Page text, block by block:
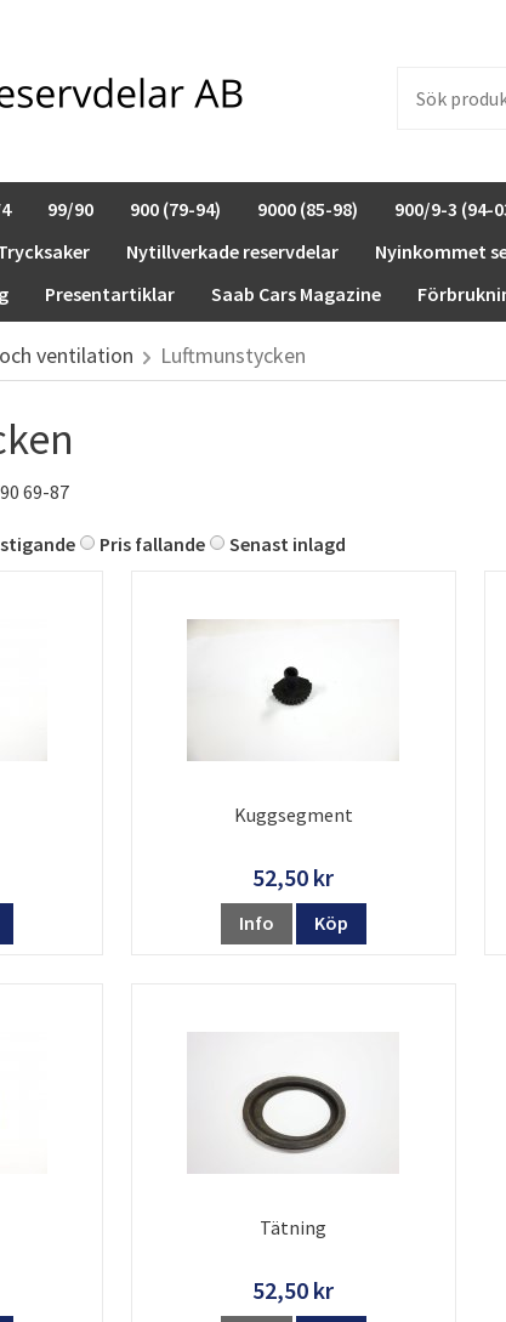
99/90 900 (79-94) 9000 (85-98) 900/9-3 (94-
Nytillverkade reservdelar Nyinkommet
Presentartiklar Saab Cars Magazine
ventilation Luftmunstycken
69-87
Pris fallande Senast inlagd
Kuggsegment
52,50 kr
Info Köp
Tätning
52,50 kr